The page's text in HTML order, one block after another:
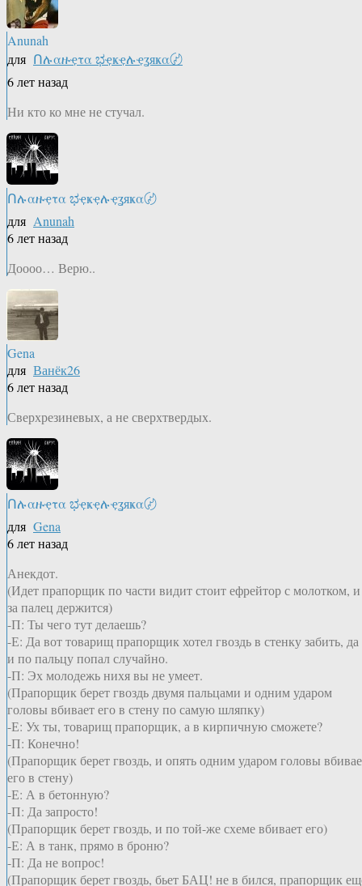
Anunah
для Ոሉαዙҿτα ಭҿҝҿሉҿʓяҝα〄
6 лет назад
Ни кто ко мне не стучал.
Ոሉαዙҿτα ಭҿҝҿሉҿʓяҝα〄
для Anunah
6 лет назад
Доооо… Верю..
Gena
для Ванёк26
6 лет назад
Сверхрезиневых, а не сверхтвердых.
Ոሉαዙҿτα ಭҿҝҿሉҿʓяҝα〄
для Gena
6 лет назад
Анекдот.
(Идет прапорщик по части видит стоит ефрейтор с молотком, и
за палец держится)
-П: Ты чего тут делаешь?
-Е: Да вот товарищ прапорщик хотел гвоздь в стенку забить, да
и по пальцу попал случайно.
-П: Эх молодежь нихя вы не умеет.
(Прапорщик берет гвоздь двумя пальцами и одним ударом
головы вбивает его в стену по самую шляпку)
-Е: Ух ты, товарищ прапорщик, а в кирпичную сможете?
-П: Конечно!
(Прапорщик берет гвоздь, и опять одним ударом головы
его в стену)
-Е: А в бетонную?
-П: Да запросто!
(Прапорщик берет гвоздь, и по той-же схеме вбивает его)
-Е: А в танк, прямо в броню?
-П: Да не вопрос!
(Прапорщик берет гвоздь, бьет БАЦ! не в бился, прапорщик